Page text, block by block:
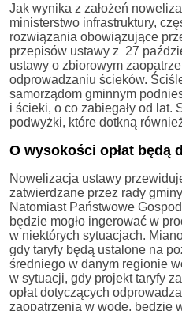
Jak wynika z założeń
ministerstwo infrastruktury,
rozwiązania obowiązujące
przepisów ustawy z 27
ustawy o zbiorowym
odprowadzaniu ścieków.
samorządom gminnym
i ścieki, o co zabiegały od lat.
podwyżki, które dotkną
O wysokości opłat będą
Nowelizacja ustawy
zatwierdzane przez rady
Natomiast Państwowe
będzie mogło ingerować w
w niektórych sytuacjach.
gdy taryfy będą ustalone na
średniego w danym regionie
w sytuacji, gdy projekt taryfy
opłat dotyczących
zaopatrzenia w wodę, będzie